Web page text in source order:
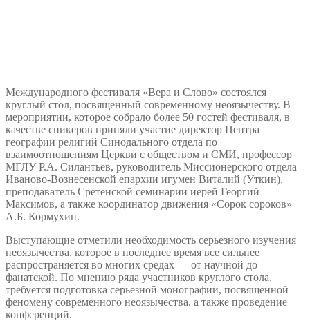
Международного фестиваля «Вера и Слово» состоялся
круглый стол, посвященный современному неоязычеству. В
мероприятии, которое собрало более 50 гостей фестиваля, в
качестве спикеров приняли участие директор Центра
географии религий Синодального отдела по
взаимоотношениям Церкви с обществом и СМИ, профессор
МГЛУ Р.А. Силантьев, руководитель Миссионерского отдела
Иваново-Вознесенской епархии игумен Виталий (Уткин),
преподаватель Сретенской семинарии иерей Георгий
Максимов, а также координатор движения «Сорок сороков»
А.Б. Кормухин.
Выступающие отметили необходимость серьезного изучения
неоязычества, которое в последнее время все сильнее
распространяется во многих средах — от научной до
фанатской. По мнению ряда участников круглого стола,
требуется подготовка серьезной монографии, посвященной
феномену современного неоязычества, а также проведение
конференций.